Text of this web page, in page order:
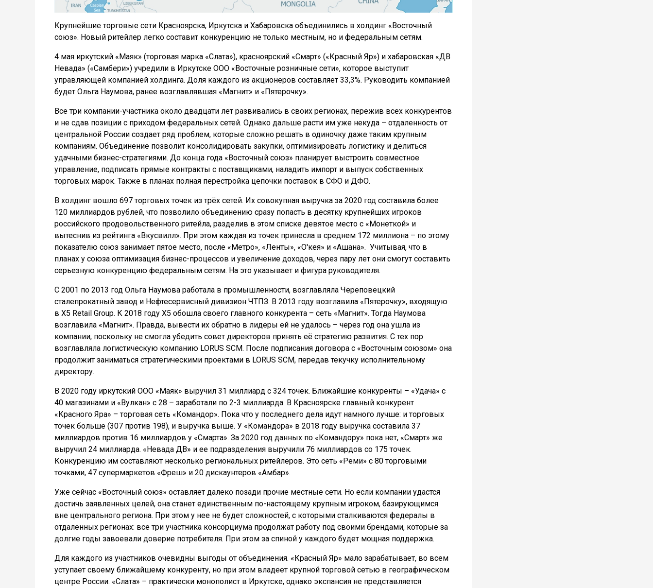
Крупнейшие торговые сети Красноярска, Иркутска и Хабаровска объединились в холдинг «Восточный
союз». Новый ритейлер легко составит конкуренцию не только местным, но и федеральным сетям.
4 мая иркутский «Маяк» (торговая марка «Слата»), красноярский «Смарт» («Красный Яр») и хабаровская «ДВ
Невада» («Самбери») учредили в Иркутске ООО «Восточные розничные сети», которое выступит
управляющей компанией холдинга. Доля каждого из акционеров составляет 33,3%. Руководить компанией
будет Ольга Наумова, ранее возглавлявшая «Магнит» и «Пятерочку».
Все три компании-участника около двадцати лет развивались в своих регионах, пережив всех конкурентов
и не сдав позиции с приходом федеральных сетей. Однако дальше расти им уже некуда – отдаленность от
центральной России создает ряд проблем, которые сложно решать в одиночку даже таким крупным
компаниям. Объединение позволит консолидировать закупки, оптимизировать логистику и делиться
удачными бизнес-стратегиями. До конца года «Восточный союз» планирует выстроить совместное
управление, подписать прямые контракты с поставщиками, наладить импорт и выпуск собственных
торговых марок. Также в планах полная перестройка цепочки поставок в СФО и ДФО.
В холдинг вошло 697 торговых точек из трёх сетей. Их совокупная выручка за 2020 год составила более
120 миллиардов рублей, что позволило объединению сразу попасть в десятку крупнейших игроков
российского продовольственного ритейла, разделив в этом списке девятое место с «Монеткой» и
вытеснив из рейтинга «Вкусвилл». При этом каждая из точек принесла в среднем 172 миллиона – по этому
показателю союз занимает пятое место, после «Метро», «Ленты», «О'кея» и «Ашана». Учитывая, что в
планах у союза оптимизация бизнес-процессов и увеличение доходов, через пару лет они смогут составить
серьезную конкуренцию федеральным сетям. На это указывает и фигура руководителя.
С 2001 по 2013 год Ольга Наумова работала в промышленности, возглавляла Череповецкий
сталепрокатный завод и Нефтесервисный дивизион ЧТПЗ. В 2013 году возглавила «Пятерочку», входящую
в X5 Retail Group. К 2018 году Х5 обошла своего главного конкурента – сеть «Магнит». Тогда Наумова
возглавила «Магнит». Правда, вывести их обратно в лидеры ей не удалось – через год она ушла из
компании, поскольку не смогла убедить совет директоров принять её стратегию развития. С тех пор
возглавляла логистическую компанию LORUS SCM. После подписания договора с «Восточным союзом» она
продолжит заниматься стратегическими проектами в LORUS SCM, передав текучку исполнительному
директору.
В 2020 году иркутский ООО «Маяк» выручил 31 миллиард с 324 точек. Ближайшие конкуренты – «Удача» с
40 магазинами и «Вулкан» с 28 – заработали по 2-3 миллиарда. В Красноярске главный конкурент
«Красного Яра» – торговая сеть «Командор». Пока что у последнего дела идут намного лучше: и торговых
точек больше (307 против 198), и выручка выше. У «Командора» в 2018 году выручка составила 37
миллиардов против 16 миллиардов у «Смарта». За 2020 год данных по «Командору» пока нет, «Смарт» же
выручил 24 миллиарда. «Невада ДВ» и ее подразделения выручили 76 миллиардов со 175 точек.
Конкуренцию им составляют несколько региональных ритейлеров. Это сеть «Реми» с 80 торговыми
точками, 47 супермаркетов «Фреш» и 20 дискаунтеров «Амбар».
Уже сейчас «Восточный союз» оставляет далеко позади прочие местные сети. Но если компании удастся
достичь заявленных целей, она станет единственным по-настоящему крупным игроком, базирующимся
вне центрального региона. При этом у нее не будет сложностей, с которыми сталкиваются федералы в
отдаленных регионах: все три участника консорциума продолжат работу под своими брендами, которые за
долгие годы завоевали доверие потребителя. При этом за спиной у каждого будет мощная поддержка.
Для каждого из участников очевидны выгоды от объединения. «Красный Яр» мало зарабатывает, во всем
уступает своему ближайшему конкуренту, но при этом владеет крупной торговой сетью в географическом
центре России. «Слата» – практически монополист в Иркутске, однако экспансия не представляется